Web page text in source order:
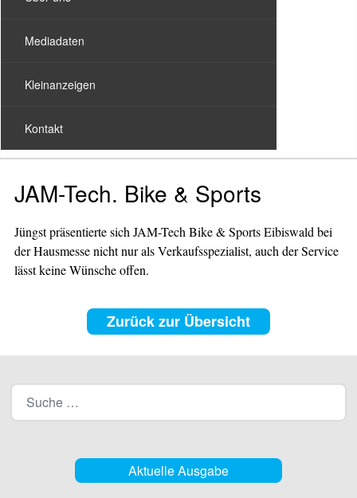
Mediadaten
Kleinanzeigen
Kontakt
JAM-Tech. Bike & Sports
Jüngst präsentierte sich JAM-Tech Bike & Sports Eibiswald bei
der Hausmesse nicht nur als Verkaufsspezialist, auch der Service
lässt keine Wünsche offen.
Zurück zur Übersicht
Aktuelle Ausgabe